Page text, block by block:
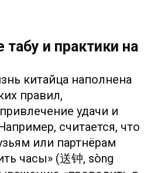
контракты в
выбранные с
календаря.
сообщениями
виртуальные